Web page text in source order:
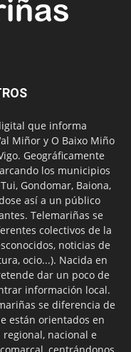
que informa
Miñor y O Baixo Miño
Geográficamente
los municipios
Gondomar, Baiona,
así a un público
Telemariñas se
colectivos de la
noticias de
ocio...). Nacida en
dar un poco de
información local.
se diferencia de
están orientados en
nacional e